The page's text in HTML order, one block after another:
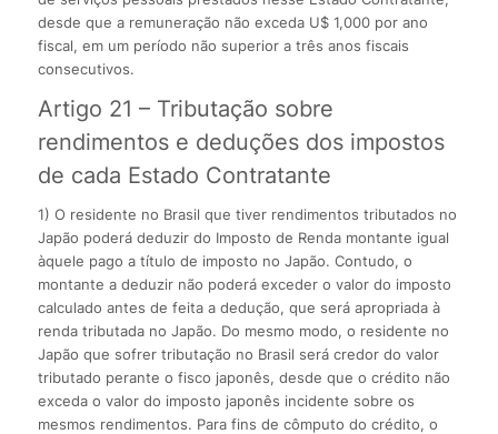
desde que a remuneração não exceda U$ 1,000 por ano
fiscal, em um período não superior a três anos fiscais
consecutivos.
Artigo 21 – Tributação sobre
rendimentos e deduções dos impostos
de cada Estado Contratante
1) O residente no Brasil que tiver rendimentos tributados no
Japão poderá deduzir do Imposto de Renda montante igual
àquele pago a título de imposto no Japão. Contudo, o
montante a deduzir não poderá exceder o valor do imposto
calculado antes de feita a dedução, que será apropriada à
renda tributada no Japão. Do mesmo modo, o residente no
Japão que sofrer tributação no Brasil será credor do valor
tributado perante o fisco japonês, desde que o crédito não
exceda o valor do imposto japonês incidente sobre os
mesmos rendimentos. Para fins de cômputo do crédito, o